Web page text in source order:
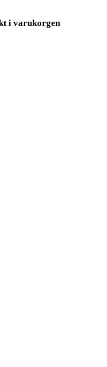
i varukorgen